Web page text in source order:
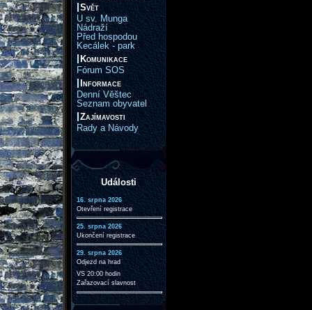
Svět
U sv. Munga
Nádraží
Před hospodou
Kecálek - park
Komunikace
Fórum SOS
Informace
Denní Věštec
Seznam obyvatel
Zajímavosti
Rady a Návody
Události
16. srpna 2026
Otevření registrace
25. srpna 2026
Ukončení registrace
29. srpna 2026
Odjezd na hrad
VS 20:00 hodin
Zařazovací slavnost